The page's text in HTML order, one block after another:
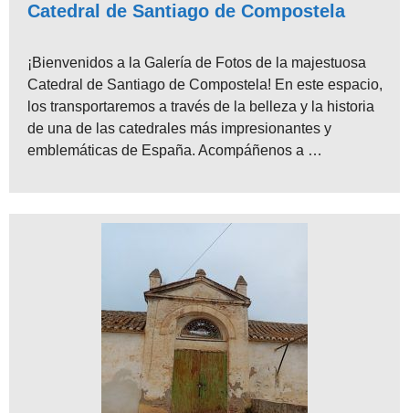
Catedral de Santiago de Compostela
¡Bienvenidos a la Galería de Fotos de la majestuosa
Catedral de Santiago de Compostela! En este espacio,
los transportaremos a través de la belleza y la historia
de una de las catedrales más impresionantes y
emblemáticas de España. Acompáñenos a …